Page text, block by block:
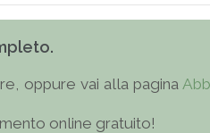
oppure vai alla pagina
online gratuito!